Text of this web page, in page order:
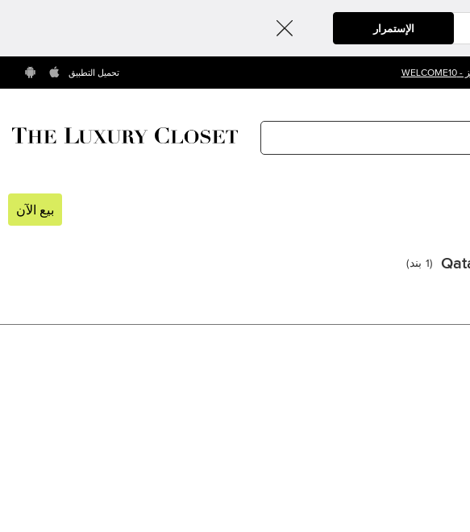
الإستمرار
تحميل التطبيق
بيع الآن
(
1 بند)